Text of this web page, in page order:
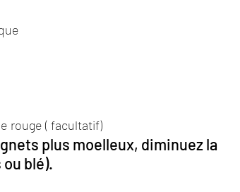
rouge ( facultatif)
plus moelleux, diminuez la
blé).